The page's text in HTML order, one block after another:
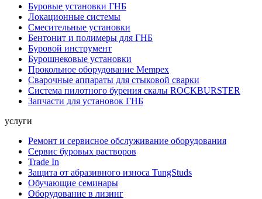
Буровые установки ГНБ
Локационные системы
Смесительные установки
Бентонит и полимеры для ГНБ
Буровой инструмент
Бурошнековые установки
Прокольное оборудование Mempex
Сварочные аппараты для стыковой сварки
Система пилотного бурения скалы ROCKBURSTER
Запчасти для установок ГНБ
услуги
Ремонт и сервисное обслуживание оборудования
Сервис буровых растворов
Trade In
Защита от абразивного износа TungStuds
Обучающие семинары
Оборудование в лизинг